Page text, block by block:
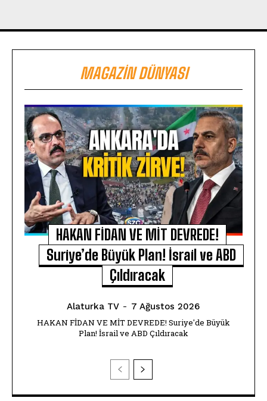
MAGAZIN DÜNYASI
HAKAN FİDAN VE MİT DEVREDE!
Suriye’de Büyük Plan! İsrail ve ABD
Çıldıracak
Alaturka TV - 7 Ağustos 2026
HAKAN FİDAN VE MİT DEVREDE! Suriye'de Büyük
Plan! İsrail ve ABD Çıldıracak